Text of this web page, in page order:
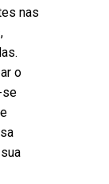
nas
o
se